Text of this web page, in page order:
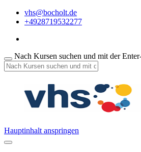
vhs@bocholt.de
+4928719532277
Nach Kursen suchen und mit der
Hauptinhalt anspringen